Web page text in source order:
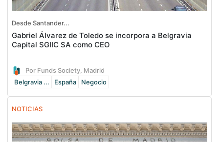
Desde Santander...
Gabriel Álvarez de Toledo se incorpora a Belgravia
Capital SGIIC SA como CEO
Por Funds Society, Madrid
Belgravia ...
España Negocio
NOTICIAS